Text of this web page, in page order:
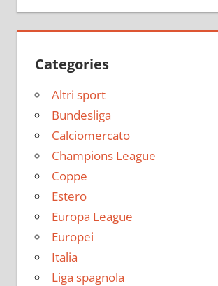
Categories
Altri sport
Bundesliga
Calciomercato
Champions League
Coppe
Estero
Europa League
Europei
Italia
Liga spagnola